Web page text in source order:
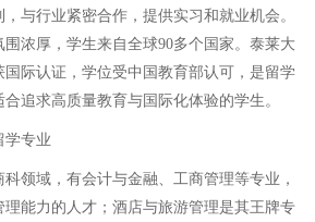
与行业紧密合作，提供实习和就业机会。
浓厚，学生来自全球90多个国家。泰莱大
际认证，学位受中国教育部认可，是留学
追求高质量教育与国际化体验的学生。
学专业
领域，有会计与金融、工商管理等专业，
能力的人才；酒店与旅游管理是其王牌专